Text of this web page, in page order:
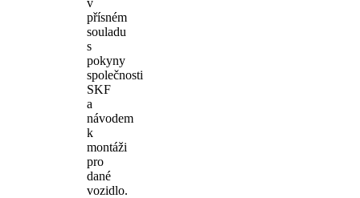
přísném
souladu
s
pokyny
společnosti
SKF
a
návodem
k
montáži
pro
dané
vozidlo.